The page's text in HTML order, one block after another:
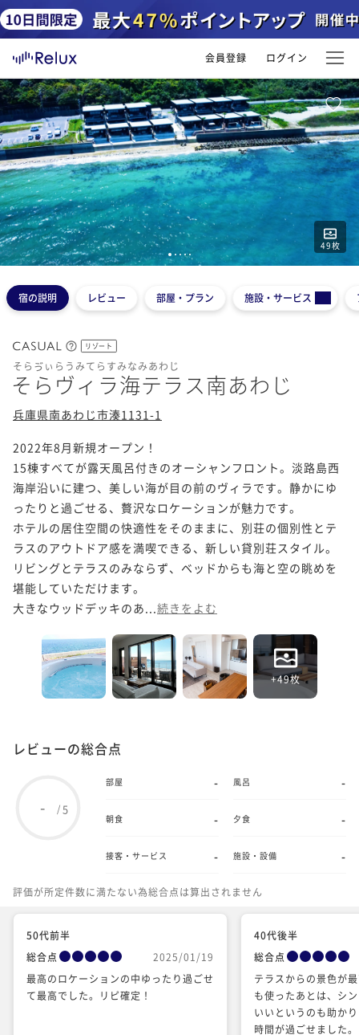
会員登録 ログイン
49枚
1 2 3 45
宿の説明 レビュー 部屋・プラン 施設・サービス
リゾート
そらゔぃらうみてらすみなみあわじ
そらヴィラ海テラス南あわじ
兵庫県南あわじ市湊1131-1
2022年8月新規オープン！
15棟すべてが露天風呂付きのオーシャンフロント。淡路島西
海岸沿いに建つ、美しい海が目の前のヴィラです。静かにゆ
ったりと過ごせる、​贅沢なロケーションが魅力です。
ホテルの居住空間の快適性をそのままに、別荘の個別性とテ
ラスのアウトドア感を満喫できる、新しい貸別荘スタイル。
リビングとテラスのみならず、ベッドからも海と空の眺めを
堪能していただけます。
大きなウッドデッキのあ... 続きをよむ
+49枚
レビューの総合点
- /5
部屋 - 風呂 -
朝食 - 夕食 -
接客・サービス - 施設・設備 -
評価が所定件数に満たない為総合点は算出されません
50代前半
総合点
2025/01/19
最高のロケーションの中ゆったり過ごせ
て最高でした。リピ確定！
40代後半
総合点
テラスからの景色が
も使ったあとは、シ
いいというのも助か
時間が過ごせました。